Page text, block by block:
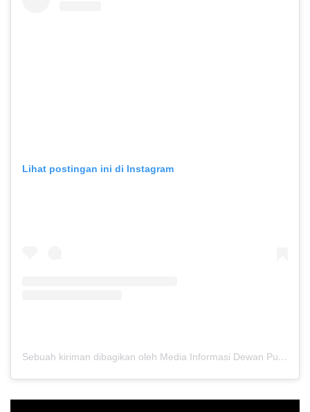
Lihat postingan ini di Instagram
Sebuah kiriman dibagikan oleh Media Informasi Dewan Pusat Persaudaraan Setia Hati Terate (@media.dewanpusat)